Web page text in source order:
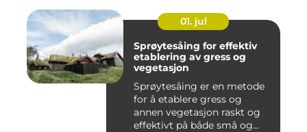
01. jul
Sprøytesåing for effektiv
etablering av gress og
vegetasjon
Sprøytesåing er en metode
for å etablere gress og
annen vegetasjon raskt og
effektivt på både små og...